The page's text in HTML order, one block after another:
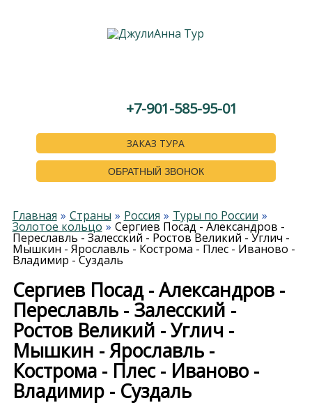
ЗАКАЗ ТУРА
ОБРАТНЫЙ ЗВОНОК
+7-901-585-95-01
Главная Страны Россия Туры по России
Золотое кольцо Сергиев Посад - Александров -
Переславль - Залесский - Ростов Великий - Углич -
Мышкин - Ярославль - Кострома - Плес - Иваново -
Владимир - Суздаль
Сергиев Посад - Александров -
Переславль - Залесский -
Ростов Великий - Углич -
Мышкин - Ярославль -
Кострома - Плес - Иваново -
Владимир - Суздаль